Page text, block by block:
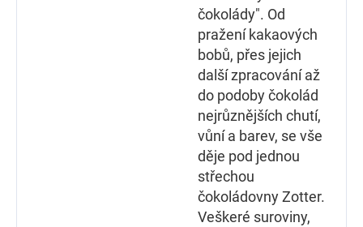
čokolády". Od
pražení kakaových
bobů, přes jejich
další zpracování až
do podoby čokolád
nejrůznějších chutí,
vůní a barev, se vše
děje pod jednou
střechou
čokoládovny Zotter.
Veškeré suroviny,